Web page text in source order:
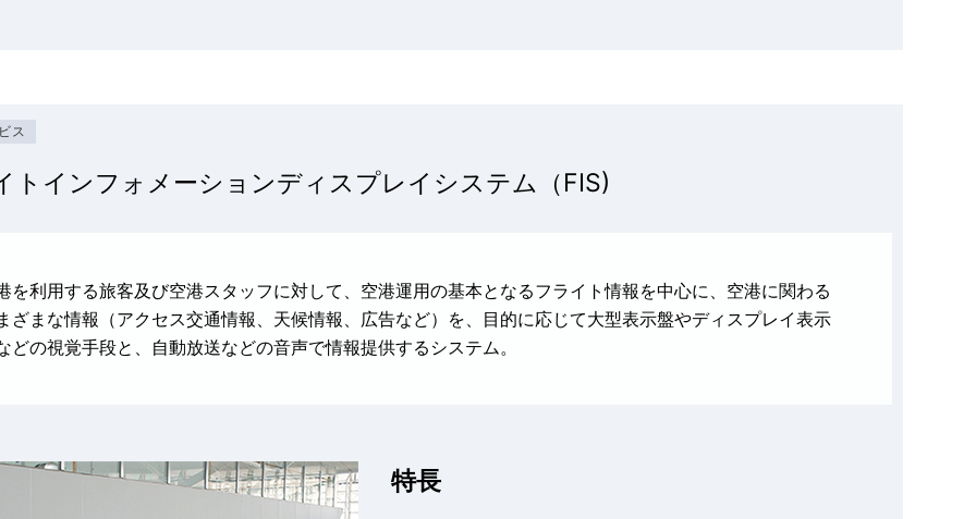
ス
トインフォメーションディスプレイシステム（FIS)
を利用する旅客及び空港スタッフに対して、空港運用の基本となるフライト情報を中心に、空港に関わる
ざまな情報（アクセス交通情報、天候情報、広告など）を、目的に応じて大型表示盤やディスプレイ表示
どの視覚手段と、自動放送などの音声で情報提供するシステム。
特長